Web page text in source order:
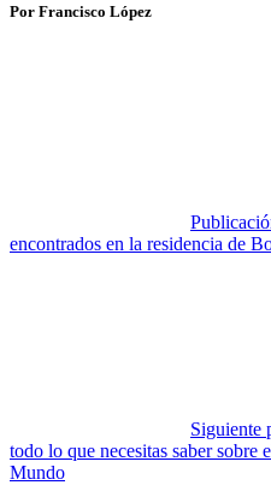
Por Francisco López
encontrados en la residencia de
Siguiente
todo lo que necesitas saber sobre
Mundo